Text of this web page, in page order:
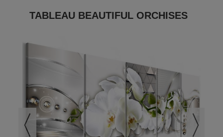
TABLEAU BEAUTIFUL ORCHISES